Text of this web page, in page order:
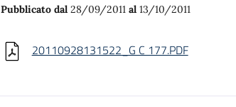
Pubblicato dal 28/09/2011 al13/10/2011
20110928131522_G C 177.PDF